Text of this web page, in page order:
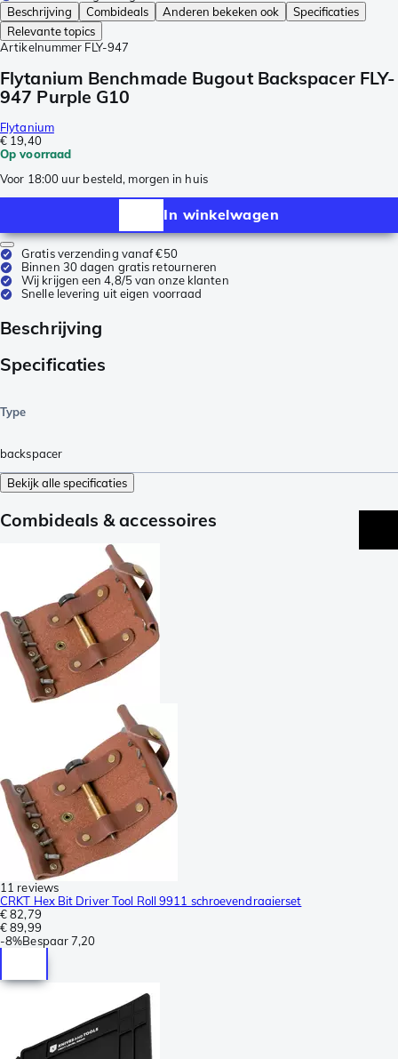
Beschrijving
Combideals Anderen bekeken ook
Specificaties
Relevante topics
Artikelnummer FLY-947
Flytanium Benchmade Bugout Backspacer FLY-
947 Purple G10
Flytanium
€ 19,40
Op voorraad
Voor 18:00 uur besteld, morgen in huis
In winkelwagen
Gratis verzending vanaf €50
Binnen 30 dagen gratis retourneren
Wij krijgen een 4,8/5 van onze klanten
Snelle levering uit eigen voorraad
Beschrijving
Specificaties
Type
backspacer
Bekijk alle specificaties
Combideals & accessoires
11 reviews
CRKT Hex Bit Driver Tool Roll 9911 schroevendraaierset
€ 82,79
€ 89,99
-8%Bespaar7,20